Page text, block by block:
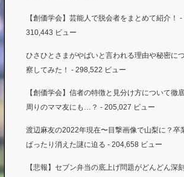
【創価学会】芸能人で脱会者をまとめて紹介！ -
310,443 ビュー
ひさひとさまがやばいと言われる理由や秘密に
察してみた！ - 298,522 ビュー
【創価学会】信者の特徴と見分け方について徹
周りのママ友にも…？ - 205,027 ビュー
渡辺麻友の2022年現在〜目撃画像で山梨に？卒
ぱったり消えた謎に迫る - 204,658 ビュー
【悲報】セブン弁当の底上げ問題がどんどん深